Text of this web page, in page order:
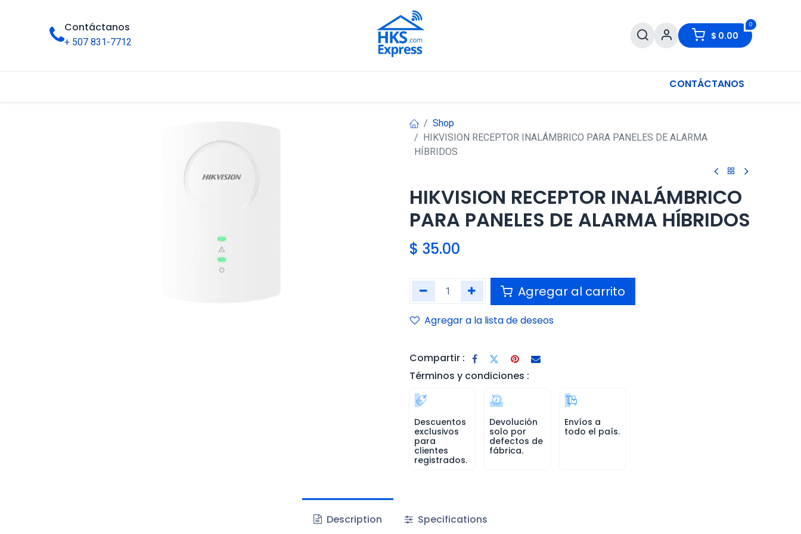
Contáctanos
+ 507 831-7712
0
$ 0.00
CONTÁCTANOS
Shop
HIKVISION RECEPTOR INALÁMBRICO PARA PANELES DE ALARMA
HÍBRIDOS
HIKVISION RECEPTOR INALÁMBRICO
PARA PANELES DE ALARMA HÍBRIDOS
$ 35.00
Agregar al carrito
Agregar a la lista de deseos
Compartir :
Términos y condiciones :
Descuentos
exclusivos
para
clientes
registrados.
Devolución
solo por
defectos de
fábrica.
Envíos a
todo el país.
Description Specifications